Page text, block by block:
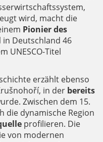
wird, macht die
Pionier des
in Deutschland 46
UNESCO-Titel
erzählt ebenso
in der bereits
Zwischen dem 15.
die dynamische Region
profilieren. Die
von modernen